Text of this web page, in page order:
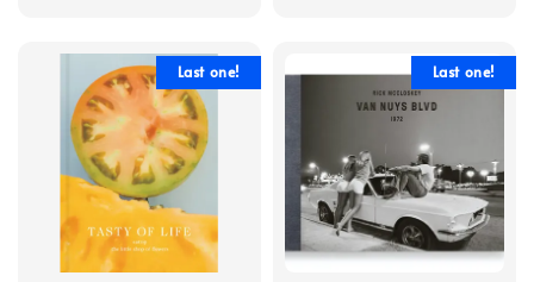
Last one! Last one!